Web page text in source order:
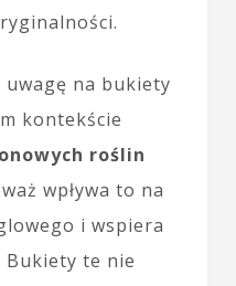
na bukiety
kontekście
roślin
wpływa to na
i wspiera
Bukiety te nie